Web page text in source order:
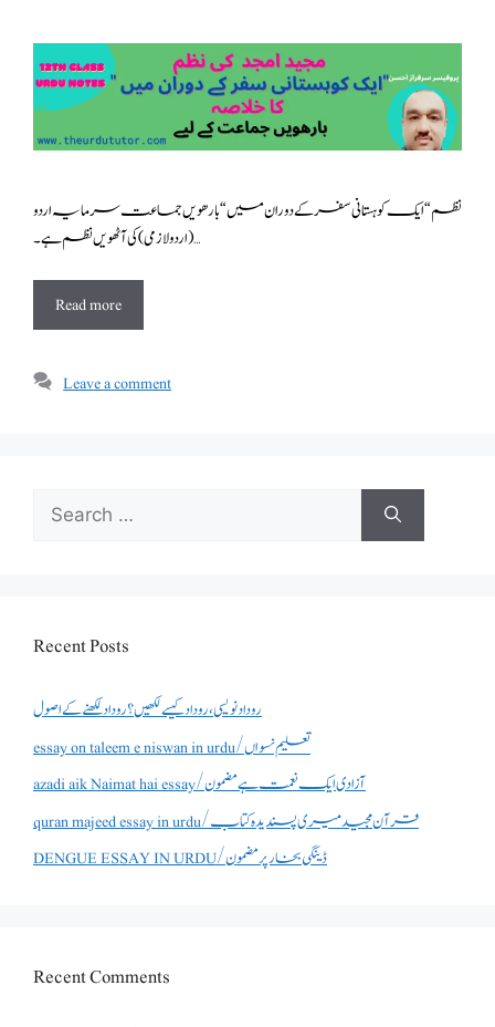
نظم “ایک کوہستانی سفر کے دوران میں “ بارھویں جماعت سرمایہ اردو
( اردولازمی ) کی آٹھویں نظم ہے ۔ …
Read more
Leave a comment
Search
for:
Recent Posts
روداد نویسی ،روداد کیسے لکھیں؟ روداد لکھنے کے اصول
essay on taleem e niswan in urdu/تعلیم نسواں
azadi aik Naimat hai essay/آزادی ایک نعمت ہے مضمون
quran majeed essay in urdu/قرآن مجید میری پسندیدہ کتاب
DENGUE ESSAY IN URDU/ڈینگی بخار پر مضمون
Recent Comments